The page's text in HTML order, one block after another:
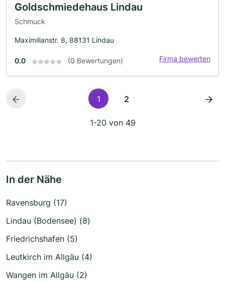
Goldschmiedehaus Lindau
Schmuck
Maximilianstr. 8, 88131 Lindau
0.0 (0 Bewertungen) Firma bewerten
1 2
1-20 von 49
In der Nähe
Ravensburg (17)
Lindau (Bodensee) (8)
Friedrichshafen (5)
Leutkirch im Allgäu (4)
Wangen im Allgäu (2)